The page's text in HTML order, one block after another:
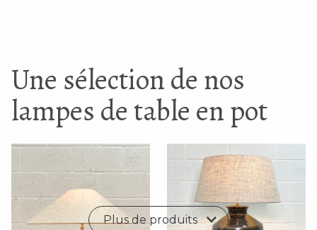
Une sélection de nos
lampes de table en pot
Plus de produits